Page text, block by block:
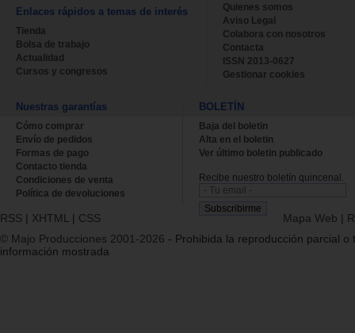
Enlaces rápidos a temas de interés
Tienda
Bolsa de trabajo
Actualidad
Cursos y congresos
Quienes somos
Aviso Legal
Colabora con nosotros
Contacta
ISSN 2013-0627
Gestionar cookies
Nuestras garantías
Cómo comprar
Envío de pedidos
Formas de pago
Contacto tienda
Condiciones de venta
Política de devoluciones
BOLETÍN
Baja del boletin
Alta en el boletin
Ver último boletin publicado
Recibe nuestro boletín quincenal.
RSS | XHTML | CSS Mapa Web |
© Majo Producciones 2001-2026 - Prohibida la reproducción parcial o
información mostrada